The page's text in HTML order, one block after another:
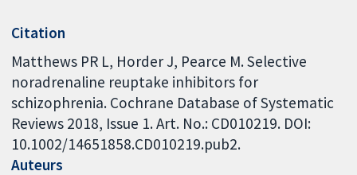
Citation
Matthews PR L, Horder J, Pearce M. Selective
noradrenaline reuptake inhibitors for
schizophrenia. Cochrane Database of Systematic
Reviews 2018, Issue 1. Art. No.: CD010219. DOI:
10.1002/14651858.CD010219.pub2.
Auteurs